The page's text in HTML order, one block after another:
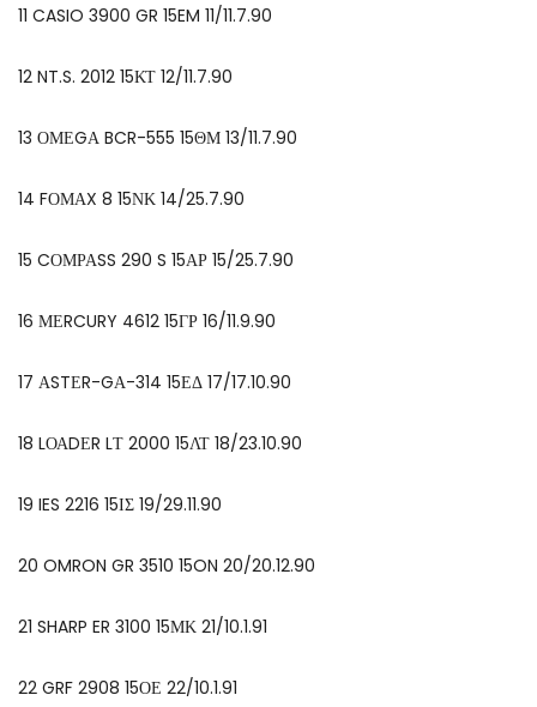
11 CASIO 3900 GR 15EM 11/11.7.90
12 NT.S. 2012 15ΚΤ 12/11.7.90
13 ΟΜΕGΑ BCR-555 15ΘΜ 13/11.7.90
14 FΟΜΑX 8 15ΝΚ 14/25.7.90
15 CΟΜΡΑSS 290 S 15ΑΡ 15/25.7.90
16 ΜΕRCURY 4612 15ΓΡ 16/11.9.90
17 ΑSTΕR-GΑ-314 15ΕΔ 17/17.10.90
18 LΟΑDΕR LΤ 2000 15ΛΤ 18/23.10.90
19 IES 2216 15ΙΣ 19/29.11.90
20 OMRON GR 3510 15ON 20/20.12.90
21 SHARP ER 3100 15ΜΚ 21/10.1.91
22 GRF 2908 15ΟΕ 22/10.1.91